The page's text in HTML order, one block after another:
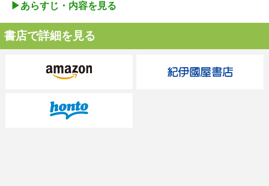
▶︎あらすじ・内容を見る
書店で詳細を見る